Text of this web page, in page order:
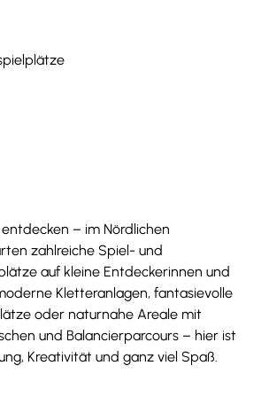
– im Nördlichen
zahlreiche Spiel- und
auf kleine Entdeckerinnen und
Kletteranlagen, fantasievolle
oder naturnahe Areale mit
und Balancierparcours – hier ist
Kreativität und ganz viel Spaß.